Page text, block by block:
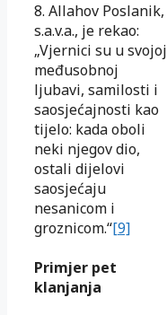
8. Allahov Poslanik,
s.a.v.a., je rekao:
„Vjernici su u svojoj
međusobnoj
ljubavi, samilosti i
saosjećajnosti kao
tijelo: kada oboli
neki njegov dio,
ostali dijelovi
saosjećaju
nesanicom i
groznicom.“[9]
Primjer pet
klanjanja